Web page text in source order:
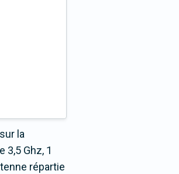
la
3,5 Ghz, 1
répartie